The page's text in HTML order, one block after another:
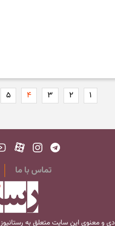
۱ ۲ ۳ ۴ ۵
تماس با ما
و معنوی این سایت متعلق به رستانیوز